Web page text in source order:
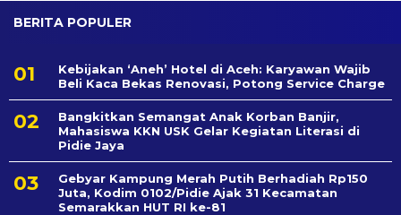
BERITA POPULER
Kebijakan ‘Aneh’ Hotel di Aceh: Karyawan Wajib
Beli Kaca Bekas Renovasi, Potong Service Charge
Bangkitkan Semangat Anak Korban Banjir,
Mahasiswa KKN USK Gelar Kegiatan Literasi di
Pidie Jaya
Gebyar Kampung Merah Putih Berhadiah Rp150
Juta, Kodim 0102/Pidie Ajak 31 Kecamatan
Semarakkan HUT RI ke-81